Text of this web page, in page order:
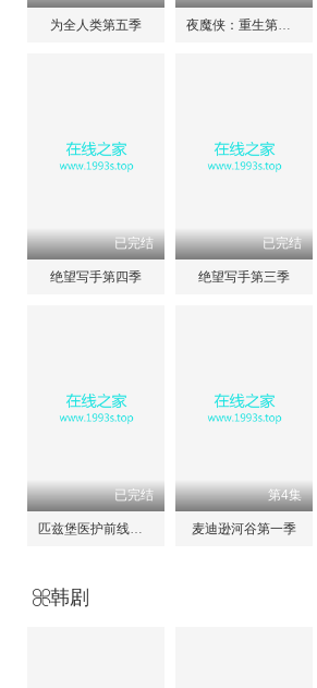
为全人类第五季 夜魔侠：重生第二季
已完结
绝望写手第四季
已完结
绝望写手第三季
已完结 第4集
麦迪逊河谷第一季
韩剧